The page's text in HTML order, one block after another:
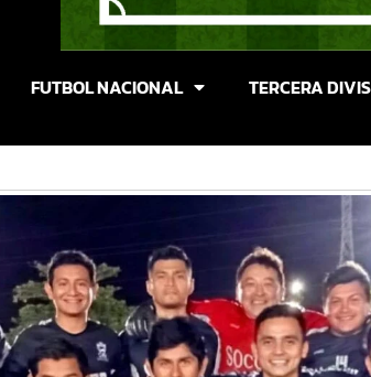
FUTBOL NACIONAL TERCERA